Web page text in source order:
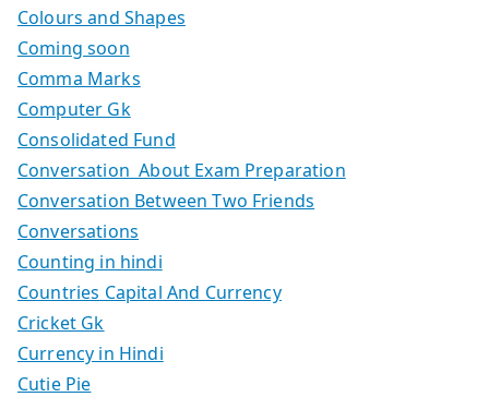
Colours and Shapes
Coming soon
Comma Marks
Computer Gk
Consolidated Fund
Conversation About Exam Preparation
Conversation Between Two Friends
Conversations
Counting in hindi
Countries Capital And Currency
Cricket Gk
Currency in Hindi
Cutie Pie